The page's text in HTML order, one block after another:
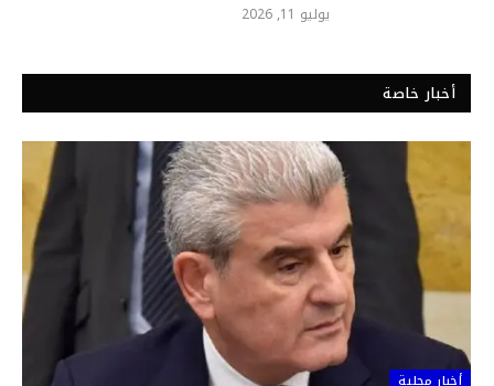
يوليو 11, 2026
أخبار خاصة
أخبار محلية